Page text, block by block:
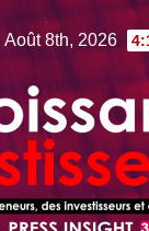
Août 8th, 2026